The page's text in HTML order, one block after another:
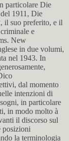
particolare Die
1911, Die
il suo preferito, e il
e
New
in due volumi,
nel 1943. In
dal momento
intenzioni di
in particolare
in modo molto à
il discorso sul
posizioni
la terminologia